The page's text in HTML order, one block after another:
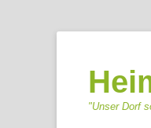
"Unser Dorf